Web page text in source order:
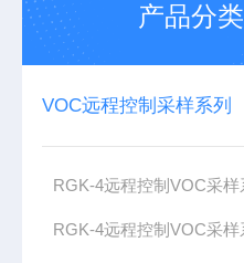
产品分类
VOC远程控制采样系列